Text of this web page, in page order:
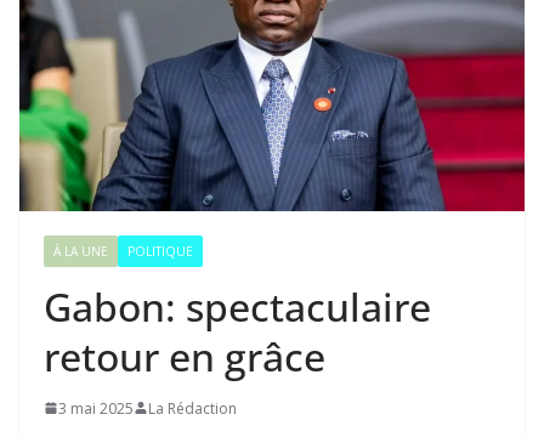
À LA UNE POLITIQUE
Gabon: spectaculaire
retour en grâce
3 mai 2025 La Rédaction